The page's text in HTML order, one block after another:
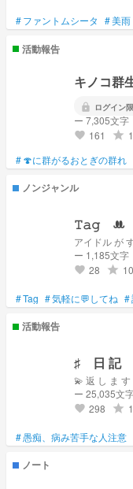
#ファントムシータ #美雨
活動報告
キノコ群
lock ログイン
ー 7,305文字
favorite 161 grade
#🍄に群がるおとぎの群れ
ノンジャンル
𝚃𝚊𝚐 ꔚ
アイドル が
ー 1,185文字
favorite 28 grade 10
#Tag #気軽に💬してね #
活動報告
♯ 日 記
💫 返 し ま
ー 25,035文
favorite 298 grade
#愚痴、病み苦手な人注意
ノート